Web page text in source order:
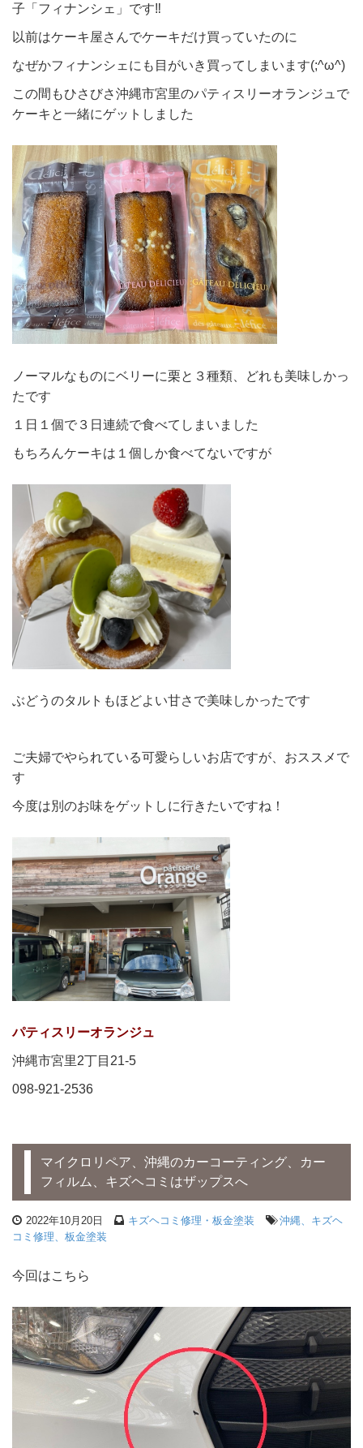
子「フィナンシェ」です‼
以前はケーキ屋さんでケーキだけ買っていたのに
なぜかフィナンシェにも目がいき買ってしまいます(;^ω^)
この間もひさびさ沖縄市宮里のパティスリーオランジュで
ケーキと一緒にゲットしました
ノーマルなものにベリーに栗と３種類、どれも美味しかっ
たです
１日１個で３日連続で食べてしまいました
もちろんケーキは１個しか食べてないですが
ぶどうのタルトもほどよい甘さで美味しかったです
ご夫婦でやられている可愛らしいお店ですが、おススメで
す
今度は別のお味をゲットしに行きたいですね！
パティスリーオランジュ
沖縄市宮里2丁目21-5
098-921-2536
マイクロリペア、沖縄のカーコーティング、カー
フィルム、キズヘコミはザップスへ
2022年10月20日 キズヘコミ修理・板金塗装
沖縄、キズヘ
コミ修理、板金塗装
今回はこちら